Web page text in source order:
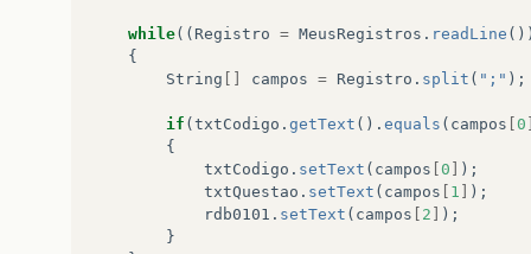
while(( Registro = MeusRegistros . readLine
{
String
campos = Registro . split ( ";" );
if ( txtCodigo . getText (). equals ( campos 0
{
txtCodigo . setText ( campos 0
);
txtQuestao . setText ( campos 1
);
rdb0101 . setText ( campos 2
);
}